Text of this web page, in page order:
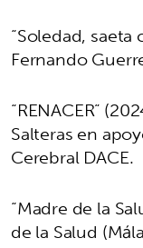
“Soledad, saeta
Fernando
“RENACER”
Salteras en
Cerebral DACE.
“Madre de la
de la Salud